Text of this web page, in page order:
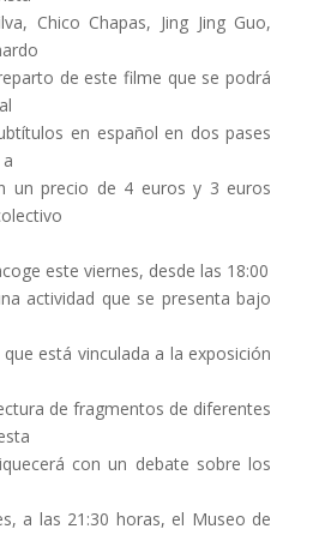
Chico Chapas, Jing Jing Guo,
de este filme que se podrá
en español en dos pases
un precio de 4 euros y 3 euros
este viernes, desde las 18:00
actividad que se presenta bajo
que está vinculada a la exposición
de fragmentos de diferentes
con un debate sobre los
a las 21:30 horas, el Museo de